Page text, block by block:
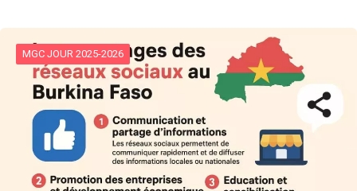
MGC JOUR 2025-2026